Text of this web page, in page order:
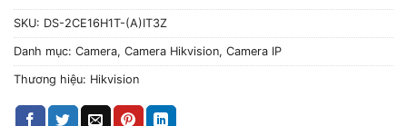
SKU: DS-2CE16H1T-(A)IT3Z
Danh mục: Camera, Camera Hikvision, Camera IP
Thương hiệu: Hikvision